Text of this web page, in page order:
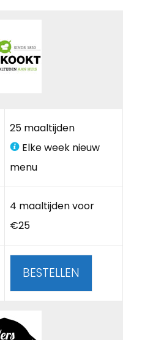
25 maaltijden
Elke week nieuw
menu
4 maaltijden voor
€25
BESTELLEN